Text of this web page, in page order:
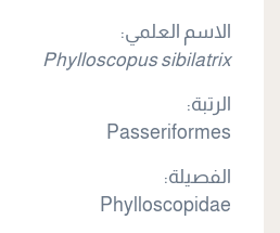
الاسم العلمي:
Phylloscopus sibilatrix
الرتبة:
Passeriformes
الفصيلة:
Phylloscopidae